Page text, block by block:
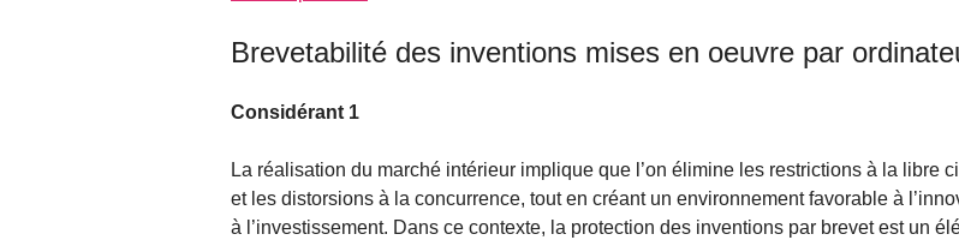
Brevetabilité des inventions mises en oeuvre par
Considérant 1
La réalisation du marché intérieur implique que l’on élimine les restrictions à la libre
et les distorsions à la concurrence, tout en créant un environnement favorable à
à l’investissement. Dans ce contexte, la protection des inventions par brevet est un